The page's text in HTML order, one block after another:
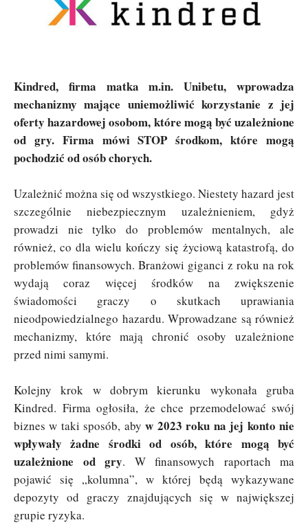
Kindred, firma matka m.in. Unibetu, wprowadza
mechanizmy mające uniemożliwić korzystanie z jej
oferty hazardowej osobom, które mogą być uzależnione
od gry. Firma mówi STOP środkom, które mogą
pochodzić od osób chorych.
Uzależnić można się od wszystkiego. Niestety hazard jest
szczególnie niebezpiecznym uzależnieniem, gdyż
prowadzi nie tylko do problemów mentalnych, ale
również, co dla wielu kończy się życiową katastrofą, do
problemów finansowych. Branżowi giganci z roku na rok
wydają coraz więcej środków na zwiększenie
świadomości graczy o skutkach uprawiania
nieodpowiedzialnego hazardu. Wprowadzane są również
mechanizmy, które mają chronić osoby uzależnione
przed nimi samymi.
Kolejny krok w dobrym kierunku wykonała gruba
Kindred. Firma ogłosiła, że chce przemodelować swój
biznes w taki sposób, abyw 2023 roku na jej konto nie
wpływały żadne środki od osób, które mogą być
uzależnione od gry. W finansowych raportach ma
pojawić się „kolumna”, w której będą wykazywane
depozyty od graczy znajdujących się w największej
grupie ryzyka.